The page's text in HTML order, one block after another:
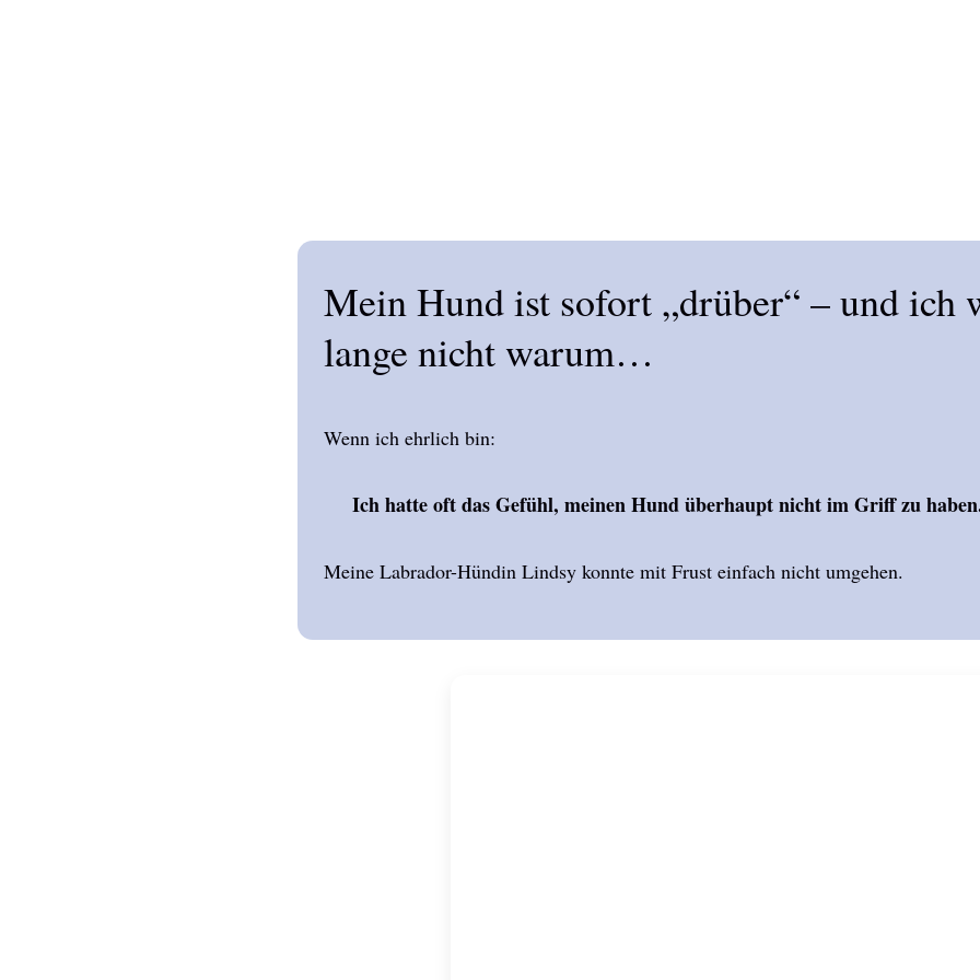
Mein Hund ist sofort „drüber“ – und ich
lange nicht warum…
Wenn ich ehrlich bin:
Ich hatte oft das Gefühl, meinen Hund überhaupt nicht im Griff zu
Meine Labrador-Hündin Lindsy konnte mit Frust einfach nicht umgehen.